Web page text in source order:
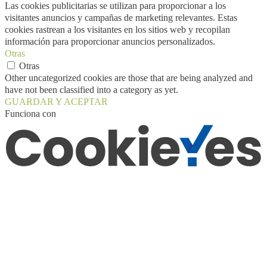
Las cookies publicitarias se utilizan para proporcionar a los
visitantes anuncios y campañas de marketing relevantes. Estas
cookies rastrean a los visitantes en los sitios web y recopilan
información para proporcionar anuncios personalizados.
Otras
Otras
Other uncategorized cookies are those that are being analyzed and
have not been classified into a category as yet.
GUARDAR Y ACEPTAR
Funciona con